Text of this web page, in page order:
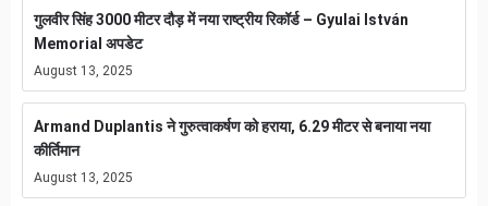
गुलवीर सिंह 3000 मीटर दौड़ में नया राष्ट्रीय रिकॉर्ड – Gyulai István
Memorial अपडेट
August 13, 2025
Armand Duplantis ने गुरुत्वाकर्षण को हराया, 6.29 मीटर से बनाया नया
कीर्तिमान
August 13, 2025